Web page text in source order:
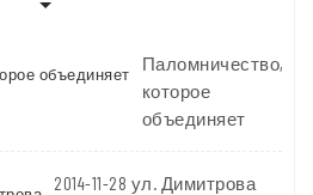
Паломничество,
которое
объединяет
2014-11-28 ул. Димитрова